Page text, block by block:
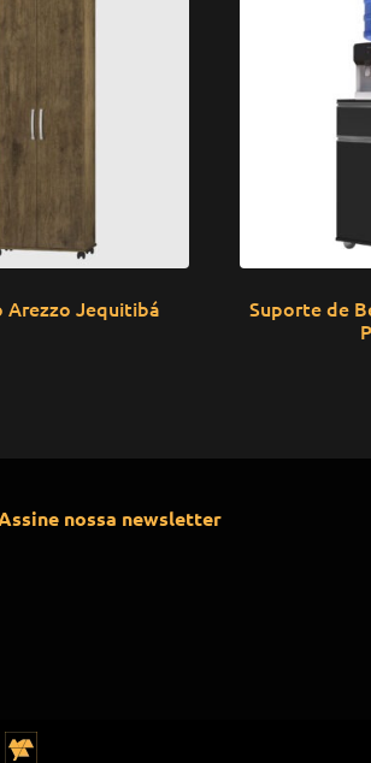
Arezzo Jequitibá
Suporte de
nossa newsletter